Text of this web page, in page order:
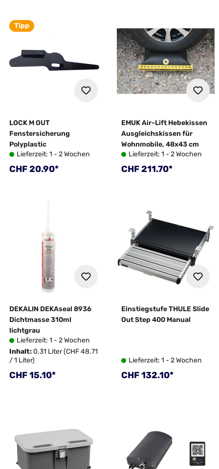
Tipp
LOCK M OUT
Fenstersicherung
Polyplastic
Lieferzeit: 1 - 2 Wochen
Regulärer Preis:
CHF 20.90*
EMUK Air-Lift Hebekissen
Ausgleichskissen für
Wohnmobile, 48x43 cm
Lieferzeit: 1 - 2 Wochen
Regulärer Preis:
CHF 211.70*
DEKALIN DEKAseal 8936
Dichtmasse 310ml
lichtgrau
Lieferzeit: 1 - 2 Wochen
Inhalt:0.31 Liter(CHF 48.71
/ 1 Liter)
Regulärer Preis:
CHF 15.10*
Einstiegstufe THULE Slide
Out Step 400 Manual
Lieferzeit: 1 - 2 Wochen
Regulärer Preis:
CHF 132.10*